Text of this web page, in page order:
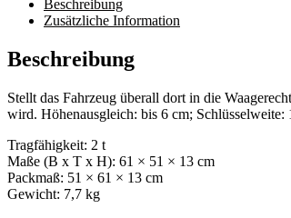
Reifen
Menge
Beschreibung
Zusätzliche Information
Beschreibung
Stellt das Fahrzeug überall dort in die
wird. Höhenausgleich: bis 6 cm; Schlüsselweite:
Tragfähigkeit: 2 t
Maße (B x T x H): 61 × 51 × 13 cm
Packmaß: 51 × 61 × 13 cm
Gewicht: 7,7 kg